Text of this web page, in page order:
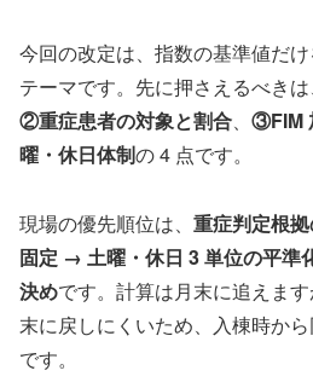
今回の改定は、指数の基準値だ
テーマです。先に押さえるべきは
②重症患者の対象と割合、 ③FIM
曜・休日体制の 4 点です。
現場の優先順位は、 重症判定根
固定 → 土曜・休日 3 単位の平準
決めです。計算は月末に追えま
末に戻しにくいため、入棟時か
です。